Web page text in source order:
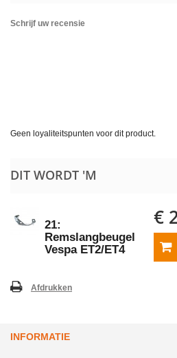
Schrijf uw recensie
Geen loyaliteitspunten voor dit product.
DIT WORDT 'M
21:
Remslangbeugel
Vespa ET2/ET4
€
Afdrukken
INFORMATIE